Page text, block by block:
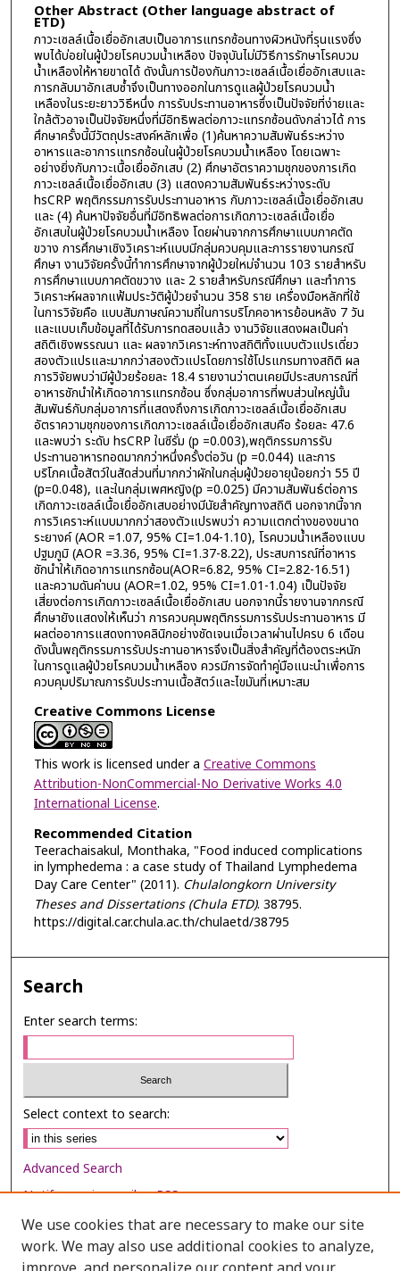
Other Abstract (Other language abstract of
ETD)
ภาวะเซลล์เนื้อเยื่ออักเสบเป็นอาการแทรกซ้อนทางผิวหนังที่รุนแรงซึ่ง
พบได้บ่อยในผู้ป่วยโรคบวมน้ำเหลือง ปัจจุบันไม่มีวิธีการรักษาโรคบวม
น้ำเหลืองให้หายขาดได้ ดังนั้นการป้องกันภาวะเซลล์เนื้อเยื่ออักเสบและ
การกลับมาอักเสบซ้ำจึงเป็นทางออกในการดูแลผู้ป่วยโรคบวมน้ำ
เหลืองในระยะยาววิธีหนึ่ง การรับประทานอาหารซึ่งเป็นปัจจัยที่ง่ายและ
ใกล้ตัวอาจเป็นปัจจัยหนึ่งที่มีอิทธิพลต่อภาวะแทรกซ้อนดังกล่าวได้ การ
ศึกษาครั้งนี้มีวัตถุประสงค์หลักเพื่อ (1)ค้นหาความสัมพันธ์ระหว่าง
อาหารและอาการแทรกซ้อนในผู้ป่วยโรคบวมน้ำเหลือง โดยเฉพาะ
อย่างยิ่งกับภาวะเนื้อเยื่ออักเสบ (2) ศึกษาอัตราความชุกของการเกิด
ภาวะเซลล์เนื้อเยื่ออักเสบ (3) แสดงความสัมพันธ์ระหว่างระดับ
hsCRP พฤติกรรมการรับประทานอาหาร กับภาวะเซลล์เนื้อเยื่ออักเสบ
และ (4) ค้นหาปัจจัยอื่นที่มีอิทธิพลต่อการเกิดภาวะเซลล์เนื้อเยื่อ
อักเสบในผู้ป่วยโรคบวมน้ำเหลือง โดยผ่านจากการศึกษาแบบภาคตัด
ขวาง การศึกษาเชิงวิเคราะห์แบบมีกลุ่มควบคุมและการรายงานกรณี
ศึกษา งานวิจัยครั้งนี้ทำการศึกษาจากผู้ป่วยใหม่จำนวน 103 รายสำหรับ
การศึกษาแบบภาคตัดขวาง และ 2 รายสำหรับกรณีศึกษา และทำการ
วิเคราะห์ผลจากแฟ้มประวัติผู้ป่วยจำนวน 358 ราย เครื่องมือหลักที่ใช้
ในการวิจัยคือ แบบสัมภาษณ์ความถี่ในการบริโภคอาหารย้อนหลัง 7 วัน
และแบบเก็บข้อมูลที่ได้รับการทดสอบแล้ว งานวิจัยแสดงผลเป็นค่า
สถิติเชิงพรรณนา และ ผลจากวิเคราะห์ทางสถิติทั้งแบบตัวแปรเดี่ยว
สองตัวแปรและมากกว่าสองตัวแปรโดยการใช้โปรแกรมทางสถิติ ผล
การวิจัยพบว่ามีผู้ป่วยร้อยละ 18.4 รายงานว่าตนเคยมีประสบการณ์ที่
อาหารชักนำให้เกิดอาการแทรกซ้อน ซึ่งกลุ่มอาการที่พบส่วนใหญ่นั้น
สัมพันธ์กับกลุ่มอาการที่แสดงถึงการเกิดภาวะเซลล์เนื้อเยื่ออักเสบ
อัตราความชุกของการเกิดภาวะเซลล์เนื้อเยื่ออักเสบคือ ร้อยละ 47.6
และพบว่า ระดับ hsCRP ในซีรั่ม (p =0.003),พฤติกรรมการรับ
ประทานอาหารทอดมากกว่าหนึ่งครั้งต่อวัน (p =0.044) และการ
บริโภคเนื้อสัตว์ในสัดส่วนที่มากกว่าผักในกลุ่มผู้ป่วยอายุน้อยกว่า 55 ปี
(p=0.048), และในกลุ่มเพศหญิง(p =0.025) มีความสัมพันธ์ต่อการ
เกิดภาวะเซลล์เนื้อเยื่ออักเสบอย่างมีนัยสำคัญทางสถิติ นอกจากนี้จาก
การวิเคราะห์แบบมากกว่าสองตัวแปรพบว่า ความแตกต่างของขนาด
ระยางค์ (AOR =1.07, 95% CI=1.04-1.10), โรคบวมน้ำเหลืองแบบ
ปฐมภูมิ (AOR =3.36, 95% CI=1.37-8.22), ประสบการณ์ที่อาหาร
ชักนำให้เกิดอาการแทรกซ้อน(AOR=6.82, 95% CI=2.82-16.51)
และความดันค่าบน (AOR=1.02, 95% CI=1.01-1.04) เป็นปัจจัย
เสี่ยงต่อการเกิดภาวะเซลล์เนื้อเยื่ออักเสบ นอกจากนี้รายงานจากกรณี
ศึกษายังแสดงให้เห็นว่า การควบคุมพฤติกรรมการรับประทานอาหาร มี
ผลต่ออาการแสดงทางคลินิกอย่างชัดเจนเมื่อเวลาผ่านไปครบ 6 เดือน
ดังนั้นพฤติกรรมการรับประทานอาหารจึงเป็นสิ่งสำคัญที่ต้องตระหนัก
ในการดูแลผู้ป่วยโรคบวมน้ำเหลือง ควรมีการจัดทำคู่มือแนะนำเพื่อการ
ควบคุมปริมาณการรับประทานเนื้อสัตว์และไขมันที่เหมาะสม
Creative Commons License
This work is licensed under a Creative Commons
Attribution-NonCommercial-No Derivative Works 4.0
International License.
Recommended Citation
Teerachaisakul, Monthaka, "Food induced complications
in lymphedema : a case study of Thailand Lymphedema
Day Care Center" (2011). Chulalongkorn University
Theses and Dissertations (Chula ETD). 38795.
https://digital.car.chula.ac.th/chulaetd/38795
Search
Enter search terms:
Select context to search:
Advanced Search
Notify me via email orRSS
Browse
Collections
We use cookies that are necessary to make our site
work. We may also use additional cookies to analyze,